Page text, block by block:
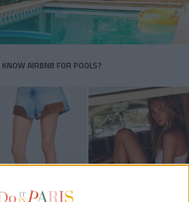
AIRBNB FOR POOLS?